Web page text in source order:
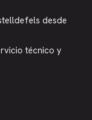
desde
técnico y